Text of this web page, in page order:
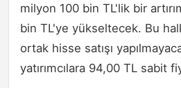
milyon 100 bin TL'lik bir
bin TL'ye yükseltecek. Bu
ortak hisse satışı
yatırımcılara 94,00 TL sabit